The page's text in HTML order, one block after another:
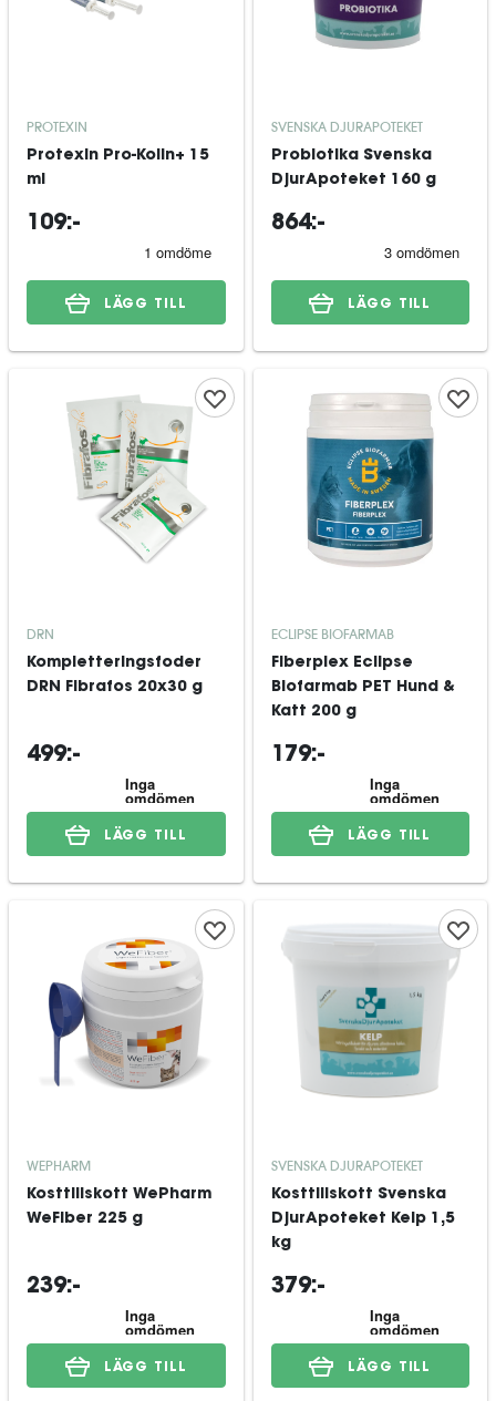
PROTEXIN
Protexin Pro-Kolin+ 15
ml
109:-
LÄGG TILL
SVENSKA DJURAPOTEKET
Probiotika Svenska
DjurApoteket 160 g
864:-
LÄGG TILL
DRN
Kompletteringsfoder
DRN Fibrafos 20x30 g
499:-
LÄGG TILL
ECLIPSE BIOFARMAB
Fiberplex Eclipse
Biofarmab PET Hund &
Katt 200 g
179:-
LÄGG TILL
WEPHARM
Kosttillskott WePharm
WeFiber 225 g
239:-
LÄGG TILL
SVENSKA DJURAPOTEKET
Kosttillskott Svenska
DjurApoteket Kelp 1,5
kg
379:-
LÄGG TILL